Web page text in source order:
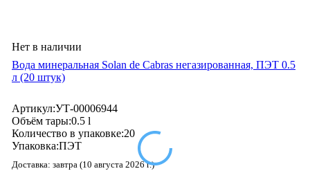
Нет в наличии
Вода минеральная Solan de Cabras негазированная, ПЭТ 0.5
л (20 штук)
Артикул:УТ-00006944
Объём тары:0.5 l
Количество в упаковке:20
Упаковка:ПЭТ
Доставка: завтра (10 августа 2026 г.)